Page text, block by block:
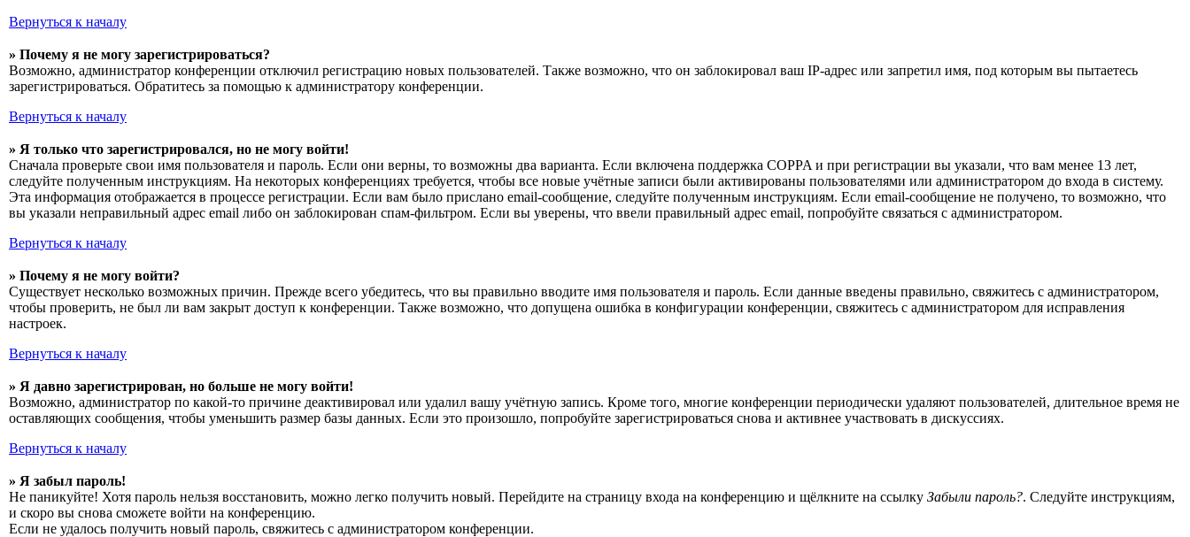
Вернуться к началу
» Почему я не могу зарегистрироваться?
Возможно, администратор конференции отключил регистрацию новых пользователей. Также возможно, что он заблокировал ваш IP-адрес или запретил имя, под которым вы пытаетесь
зарегистрироваться. Обратитесь за помощью к администратору конференции.
Вернуться к началу
» Я только что зарегистрировался, но не могу войти!
Сначала проверьте свои имя пользователя и пароль. Если они верны, то возможны два варианта. Если включена поддержка COPPA и при регистрации вы указали, что вам менее 13 лет,
следуйте полученным инструкциям. На некоторых конференциях требуется, чтобы все новые учётные записи были активированы пользователями или администратором до входа в систему.
Эта информация отображается в процессе регистрации. Если вам было прислано email-сообщение, следуйте полученным инструкциям. Если email-сообщение не получено, то возможно, что
вы указали неправильный адрес email либо он заблокирован спам-фильтром. Если вы уверены, что ввели правильный адрес email, попробуйте связаться с администратором.
Вернуться к началу
» Почему я не могу войти?
Существует несколько возможных причин. Прежде всего убедитесь, что вы правильно вводите имя пользователя и пароль. Если данные введены правильно, свяжитесь с администратором,
чтобы проверить, не был ли вам закрыт доступ к конференции. Также возможно, что допущена ошибка в конфигурации конференции, свяжитесь с администратором для исправления
настроек.
Вернуться к началу
» Я давно зарегистрирован, но больше не могу войти!
Возможно, администратор по какой-то причине деактивировал или удалил вашу учётную запись. Кроме того, многие конференции периодически удаляют пользователей, длительное время не
оставляющих сообщения, чтобы уменьшить размер базы данных. Если это произошло, попробуйте зарегистрироваться снова и активнее участвовать в дискуссиях.
Вернуться к началу
» Я забыл пароль!
Не паникуйте! Хотя пароль нельзя восстановить, можно легко получить новый. Перейдите на страницу входа на конференцию и щёлкните на ссылку Забыли пароль?. Следуйте инструкциям,
и скоро вы снова сможете войти на конференцию.
Если не удалось получить новый пароль, свяжитесь с администратором конференции.